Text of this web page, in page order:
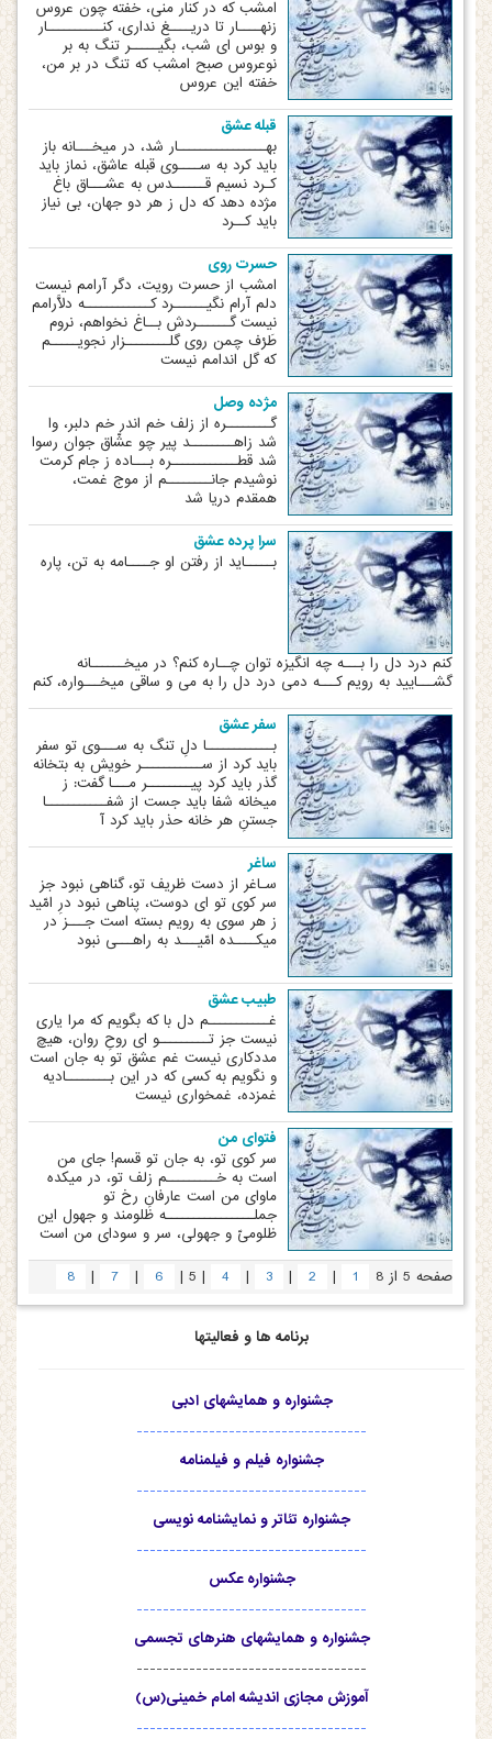
امشب که در کنار منی، خفته چون عروس
زنهــــار تا دریــــغ نداری، کنــــــــــار
و بوس ای شب، بگیـــــر تنگ به بر
نوعروس صبح امشب که تنگ در بر من،
خفته این عروس
قبله عشق
بهــــــــــــــــار شد، در میخـــانه باز
باید کرد به ســــوی قبله عاشق، نماز باید
کـرد نسیم قــــــدس به عشـــاق باغ
مژده دهد که دل ز هر دو جهان، بی نیاز
باید کــرد
حسرت روی
امشب از حسرت رویت، دگر آرامم نیست
دلم آرام نگیــــــرد کــــــــــــه دلاَّرامم
نیست گــــــردش بــاغ نخواهم، نروم
طَرْف چمن روی گلــــــــزار نجویـــــم
که گل اندامم نیست
مژده وصل
گــــــــره از زلف خم اندر خم دلبر، وا
شد زاهــــــــد پیر چو عشّاق جوان رسوا
شد قطــــــــــــره بـــاده ز جام کرمت
نوشیدم جانــــــــم از موج غمت،
همقدم دریا شد
سرا پرده عشق
بـــــاید از رفتن او جــــامه به تن، پاره
کنم درد دل را بـــه چه انگیزه توان چــاره کنم؟ در میخــــــانه
گشـــایید به رویم کـــه دمی درد دل را به می و ساقی میخـــواره، کنم
سفر عشق
بــــــــــــا دلِ تنگ به ســـوی تو سفر
باید کرد از ســـــــــــر خویش به بتخانه
گذر باید کرد پیــــــــر مـــا گفت: ز
میخانه شفا باید جست از شفـــــــــــا
جستنِ هر خانه حذر باید کرد آ
ساغر
سـاغر از دست ظریف تو، گناهی نبود جز
سر کوی تو ای دوست، پناهی نبود درِ امّید
ز هر سوی به رویم بسته است جـــز در
میکــــده امّیـــد به راهـــی نبود
طبیب عشق
غـــــــــــم دل با که بگویم که مرا یاری
نیست جز تـــــــــو ای روحِ روان، هیچ
مددکاری نیست غم عشق تو به جان است
و نگویم به کسی که در این بــــــــادیه
غمزده، غمخواری نیست
فتوای من
سر کوی تو، به جان تو قسم! جای من
است به خـــــــــم زلف تو، در میکده
ماوای من است عارفانِ رخ تو
جملــــــــــــــــه ظلومند و جهول این
ظلومیّ و جهولی، سر و سودای من است
صفحه 5 از 8 1
|
2
|
3
|
4
|
5
|
6
|
7
|
8
برنامه ها و فعالیتها
جشنواره و همایشهای ادبی
-----------------------------------
جشنواره فیلم و فیلمنامه
-----------------------------------
جشنواره تئاتر و نمایشنامه نویسی
-----------------------------------
جشنواره عکس
-----------------------------------
جشنواره و همایشهای هنرهای تجسمی
-----------------------------------
آموزش مجازی اندیشه امام خمینی(س)
-----------------------------------